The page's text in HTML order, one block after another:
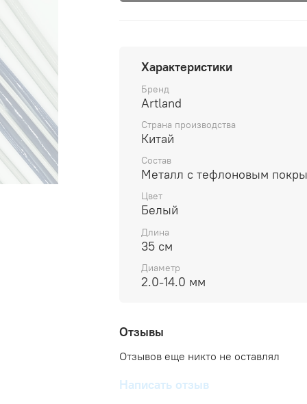
Характеристики
Бренд
Artland
Страна производства
Китай
Состав
Металл с тефлоновым
Цвет
Белый
Длина
35 см
Диаметр
2.0-14.0 мм
Отзывы
Отзывов еще никто не оставлял
Написать отзыв